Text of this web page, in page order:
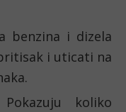
benzina i dizela
i uticati na
koliko